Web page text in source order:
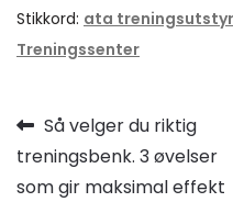
Stikkord: ata treningsutstyr
Treningssenter
Forrige
innlegg:
Så velger du riktig
treningsbenk. 3 øvelser
som gir maksimal effekt